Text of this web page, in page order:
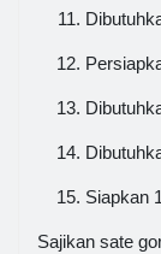
Siapkan
Sajikan sate